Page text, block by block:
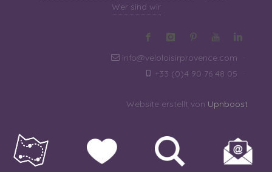
Wer sind wir
info@veloloisirprovence.com
·
+33 (0)4 90 76 48 05
·
Website erstellt von Upnboost